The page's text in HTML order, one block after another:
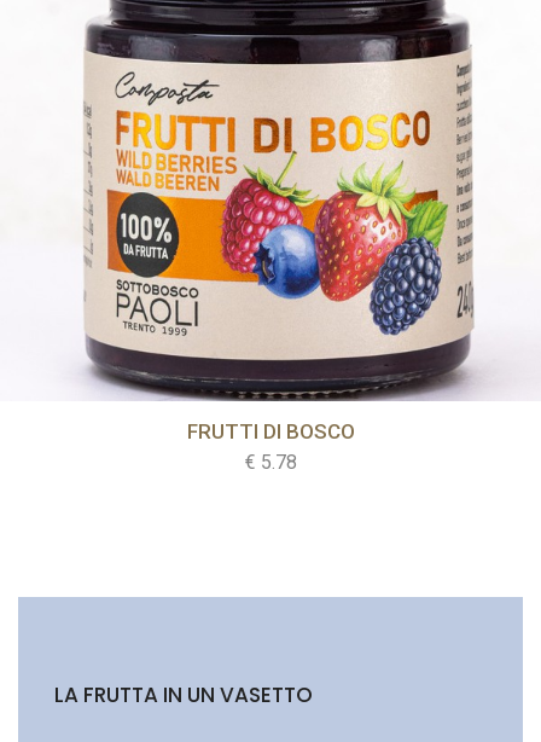
ACQUISTA
FRUTTI DI BOSCO
€ 5.78
LA FRUTTA IN UN VASETTO